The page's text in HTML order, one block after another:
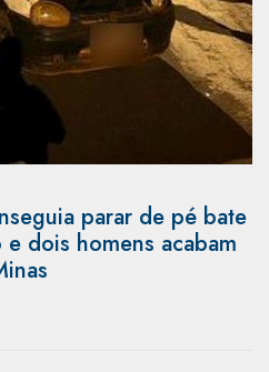
parar de pé bate
dois homens acabam